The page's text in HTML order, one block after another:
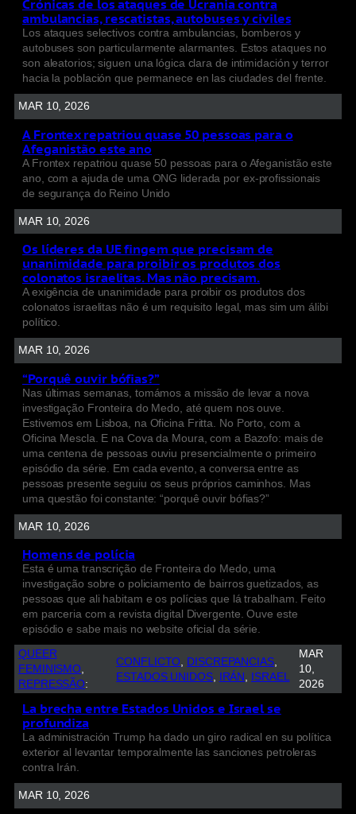
Crónicas de los ataques de Ucrania contra
ambulancias, rescatistas, autobuses y civiles
Los ataques selectivos contra ambulancias, bomberos y
autobuses son particularmente alarmantes. Estos ataques no
son aleatorios; siguen una lógica clara de intimidación y terror
hacia la población que permanece en las ciudades del frente.
MAR 10, 2026
A Frontex repatriou quase 50 pessoas para o
Afeganistão este ano
A Frontex repatriou quase 50 pessoas para o Afeganistão este
ano, com a ajuda de uma ONG liderada por ex-profissionais
de segurança do Reino Unido
MAR 10, 2026
Os líderes da UE fingem que precisam de
unanimidade para proibir os produtos dos
colonatos israelitas. Mas não precisam.
A exigência de unanimidade para proibir os produtos dos
colonatos israelitas não é um requisito legal, mas sim um álibi
político.
MAR 10, 2026
“Porquê ouvir bófias?”
Nas últimas semanas, tomámos a missão de levar a nova
investigação Fronteira do Medo, até quem nos ouve.
Estivemos em Lisboa, na Oficina Fritta. No Porto, com a
Oficina Mescla. E na Cova da Moura, com a Bazofo: mais de
uma centena de pessoas ouviu presencialmente o primeiro
episódio da série. Em cada evento, a conversa entre as
pessoas presente seguiu os seus próprios caminhos. Mas
uma questão foi constante: “porquê ouvir bófias?”
MAR 10, 2026
Homens de polícia
Esta é uma transcrição de Fronteira do Medo, uma
investigação sobre o policiamento de bairros guetizados, as
pessoas que ali habitam e os polícias que lá trabalham. Feito
em parceria com a revista digital Divergente. Ouve este
episódio e sabe mais no website oficial da série.
QUEER
FEMINISMO
REPRESSÃO:
CONFLICTO DISCREPANCIAS
ESTADOS UNIDOS, IRÁN ISRAEL
MAR
10,
2026
La brecha entre Estados Unidos e Israel se
profundiza
La administración Trump ha dado un giro radical en su política
exterior al levantar temporalmente las sanciones petroleras
contra Irán.
MAR 10, 2026